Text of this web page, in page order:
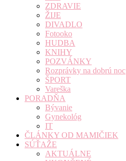
ZDRAVIE
ŽIJE
DIVADLO
Fotooko
HUDBA
KNIHY
POZVÁNKY
Rozprávky na dobrú noc
ŠPORT
Vareška
PORADŇA
Bývanie
Gynekológ
IT
ČLÁNKY OD MAMIČIEK
SÚŤAŽE
AKTUÁLNE